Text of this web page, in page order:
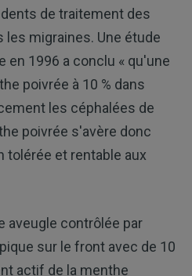
de traitement des
les migraines. Une étude
en 1996 a conclu « qu'une
poivrée à 10 % dans
les céphalées de
poivrée s'avère donc
tolérée et rentable aux
aveugle contrôlée par
sur le front avec de 10
actif de la menthe